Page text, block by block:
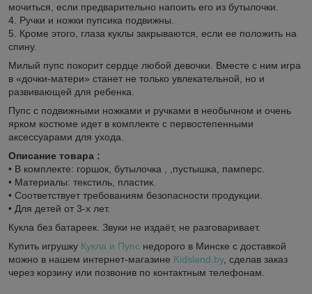
мочиться, если предварительно напоить его из бутылочки.
4. Ручки и ножки пупсика подвижны.
5. Кроме этого, глаза куклы закрываются, если ее положить на
спину.
Милый пупс покорит сердце любой девочки. Вместе с ним игра
в «дочки-матери» станет не только увлекательной, но и
развивающей для ребенка.
Пупс с подвижными ножками и ручками в необычном и очень
ярком костюме идет в комплекте с первостепенными
аксессуарами для ухода.
Описание товара :
• В комплекте: горшок, бутылочка , ,пустышка, памперс.
• Материалы: текстиль, пластик.
• Соответствует требованиям безопасности продукции.
• Для детей от 3-х лет.
Кукла без батареек. Звуки не издаёт, не разговаривает.
Купить игрушку Кукла и Пупс недорого в Минске с доставкой
можно в нашем интернет-магазине Kidsland.by, сделав заказ
через корзину или позвонив по контактным телефонам.